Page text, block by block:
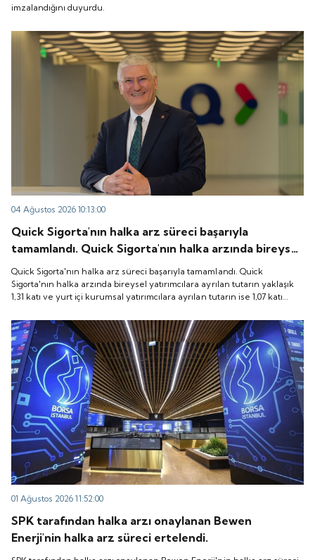
imzalandığını duyurdu.
04 Ağustos 2026 10:13:00
Quick Sigorta'nın halka arz süreci başarıyla
tamamlandı. Quick Sigorta'nın halka arzında bireysel
yatırımcılara ayrılan tutarın yaklaşık 1,31 katı ve yurt
içi kurumsal yatırımcılara ayrılan tutarın ise 1,07 katı
talep geldi. Quick Sigorta, 6 Ağustos 2026 tarihinde
görmeye başlayacak.
Quick Sigorta'nın halka arz süreci başarıyla tamamlandı. Quick
Sigorta'nın halka arzında bireysel yatırımcılara ayrılan tutarın yaklaşık
1,31 katı ve yurt içi kurumsal yatırımcılara ayrılan tutarın ise 1,07 katı
koduyla Borsa İstanbul'da işlem görmeye başlayacak.
01 Ağustos 2026 11:52:00
SPK tarafından halka arzı onaylanan Bewen
Enerji'nin halka arz süreci ertelendi.